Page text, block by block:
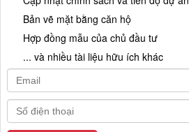
Bản vẽ mặt bằng căn hộ
Hợp đồng mẫu của chủ đầu tư
... và nhiều tài liệu hữu ích khác